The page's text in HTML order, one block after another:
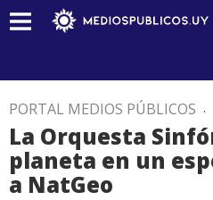
PORTAL MEDIOS PÚBLICOS .
La Orquesta
planeta en un
a NatGeo